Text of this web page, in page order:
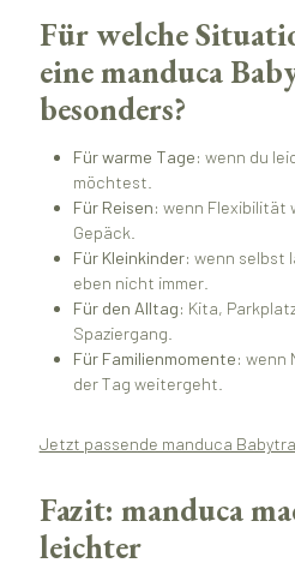
Für welche
eine manduca
besonders?
Für warme Tage: wenn du
möchtest.
Für Reisen: wenn Flexibilität
Gepäck.
Für Kleinkinder: wenn selbst
eben nicht immer.
Für den Alltag: Kita,
Spaziergang.
Für Familienmomente: wenn
der Tag weitergeht.
Jetzt passende manduca
Fazit: manduca
leichter